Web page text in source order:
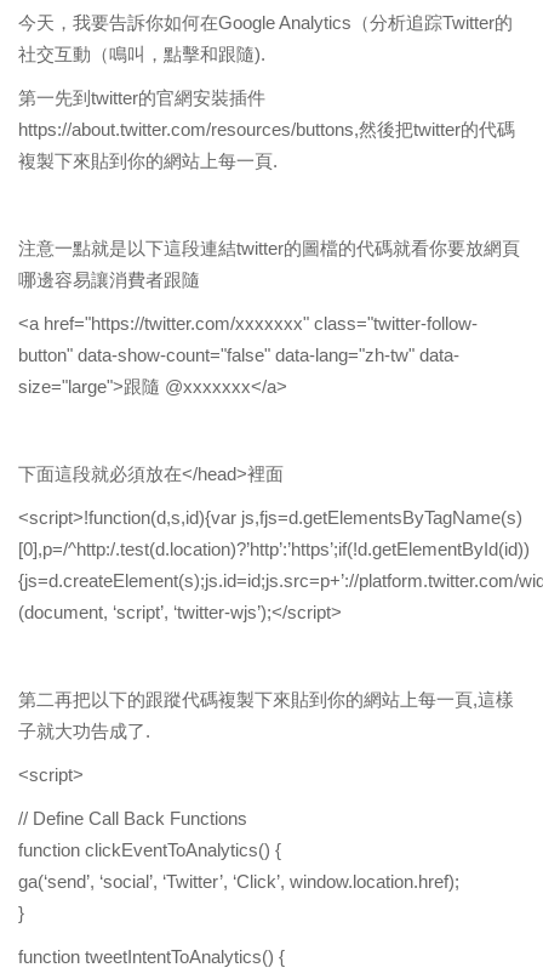
今天，我要告訴你如何在Google Analytics（分析追踪Twitter的
社交互動（鳴叫，點擊和跟隨).
第一先到twitter的官網安裝插件
https://about.twitter.com/resources/buttons,然後把twitter的代碼
複製下來貼到你的網站上每一頁.
注意一點就是以下這段連結twitter的圖檔的代碼就看你要放網頁
哪邊容易讓消費者跟隨
<a href="https://twitter.com/xxxxxxx" class="twitter-follow-
button" data-show-count="false" data-lang="zh-tw" data-
size="large">跟隨 @xxxxxxx</a>
下面這段就必須放在</head>裡面
<script>!function(d,s,id){var js,fjs=d.getElementsByTagName(s)
[0],p=/^http:/.test(d.location)?’http’:’https’;if(!d.getElementById(id))
{js=d.createElement(s);js.id=id;js.src=p+’://platform.twitter.com/
(document, ‘script’, ‘twitter-wjs’);</script>
第二再把以下的跟蹤代碼複製下來貼到你的網站上每一頁,這樣
子就大功告成了.
<script>
// Define Call Back Functions
function clickEventToAnalytics() {
ga(‘send’, ‘social’, ‘Twitter’, ‘Click’, window.location.href);
}
function tweetIntentToAnalytics() {